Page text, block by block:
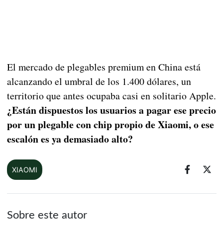
El mercado de plegables premium en China está
alcanzando el umbral de los 1.400 dólares, un
territorio que antes ocupaba casi en solitario Apple.
¿Están dispuestos los usuarios a pagar ese precio
por un plegable con chip propio de Xiaomi, o ese
escalón es ya demasiado alto?
XIAOMI
Sobre este autor